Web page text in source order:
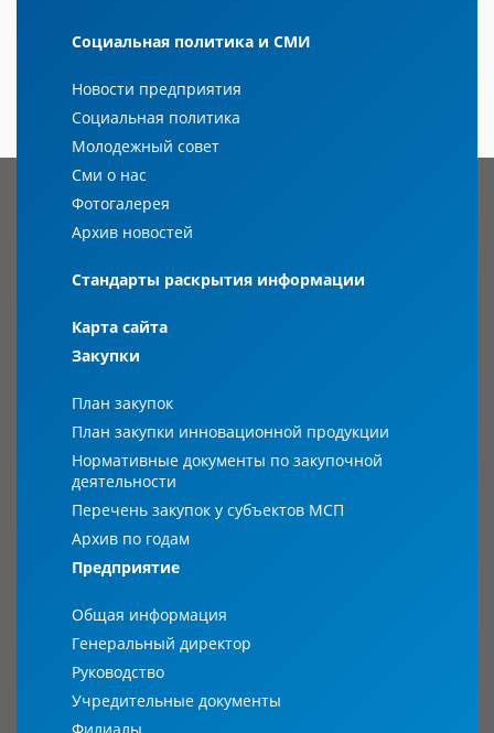
Социальная политика и СМИ
Новости предприятия
Социальная политика
Молодежный совет
Сми о нас
Фотогалерея
Архив новостей
Стандарты раскрытия информации
Карта сайта
Закупки
План закупок
План закупки инновационной продукции
Нормативные документы по закупочной
деятельности
Перечень закупок у субъектов МСП
Архив по годам
Предприятие
Общая информация
Генеральный директор
Руководство
Учредительные документы